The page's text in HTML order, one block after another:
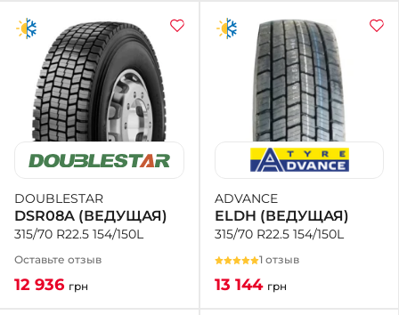
DOUBLESTAR
DSR08A (ВЕДУЩАЯ)
315/70 R22.5 154/150L
Оставьте отзыв
12 936 грн
ADVANCE
ELDH (ВЕДУЩАЯ)
315/70 R22.5 154/150L
1 отзыв
13 144 грн